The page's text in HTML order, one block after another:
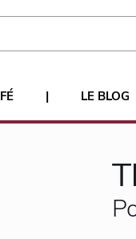
| LE BLOG